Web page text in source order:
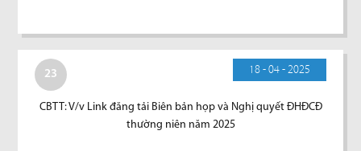
23 18 - 04 - 2025
CBTT: V/v Link đăng tải Biên bản họp và Nghị quyết ĐHĐCĐ
thường niên năm 2025